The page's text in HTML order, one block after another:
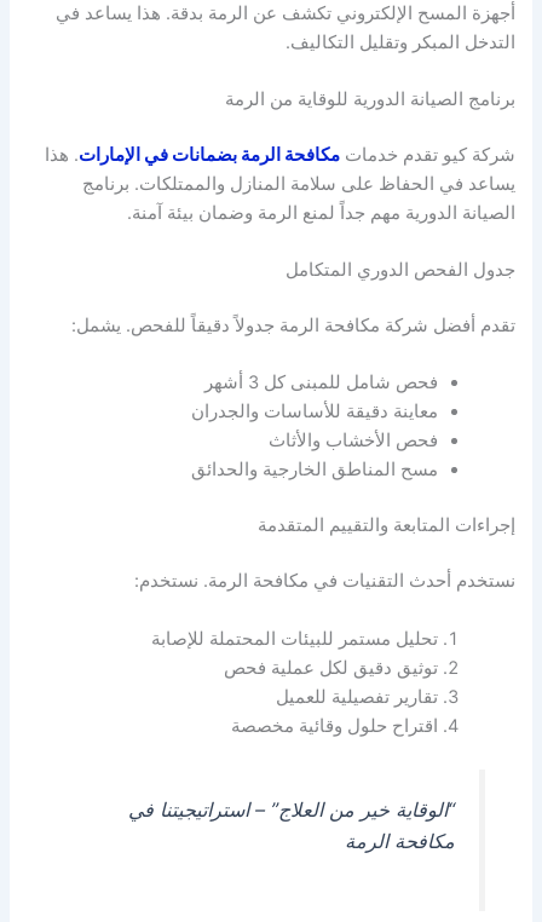
أجهزة المسح الإلكتروني تكشف عن الرمة بدقة. هذا يساعد في
التدخل المبكر وتقليل التكاليف.
برنامج الصيانة الدورية للوقاية من الرمة
شركة كيو تقدم خدماتمكافحة الرمة بضمانات في الإمارات. هذا
يساعد في الحفاظ على سلامة المنازل والممتلكات. برنامج
الصيانة الدورية مهم جداً لمنع الرمة وضمان بيئة آمنة.
جدول الفحص الدوري المتكامل
تقدم أفضل شركة مكافحة الرمة جدولاً دقيقاً للفحص. يشمل:
فحص شامل للمبنى كل 3 أشهر
معاينة دقيقة للأساسات والجدران
فحص الأخشاب والأثاث
مسح المناطق الخارجية والحدائق
إجراءات المتابعة والتقييم المتقدمة
نستخدم أحدث التقنيات في مكافحة الرمة. نستخدم:
تحليل مستمر للبيئات المحتملة للإصابة
توثيق دقيق لكل عملية فحص
تقارير تفصيلية للعميل
اقتراح حلول وقائية مخصصة
“الوقاية خير من العلاج” – استراتيجيتنا في
مكافحة الرمة